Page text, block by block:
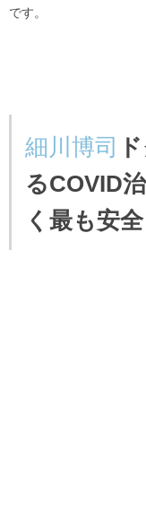
です。
細川博司
るCOVID
く最も安全